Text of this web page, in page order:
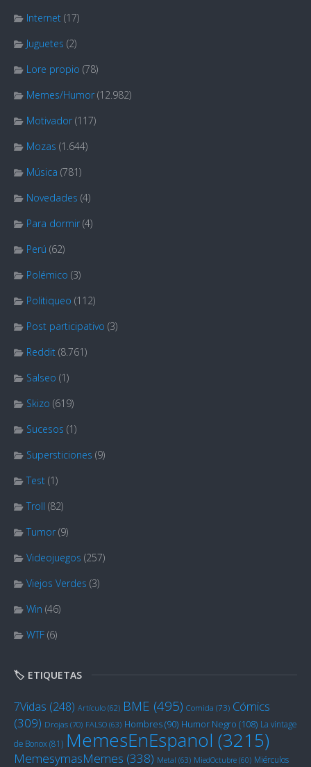
Internet (17)
Juguetes (2)
Lore propio (78)
Memes/Humor (12.982)
Motivador (117)
Mozas (1.644)
Música (781)
Novedades (4)
Para dormir (4)
Perú (62)
Polémico (3)
Politiqueo (112)
Post participativo (3)
Reddit (8.761)
Salseo (1)
Skizo (619)
Sucesos (1)
Supersticiones (9)
Test (1)
Troll (82)
Tumor (9)
Videojuegos (257)
Viejos Verdes (3)
Win (46)
WTF (6)
🏷️ ETIQUETAS
7Vidas (248) Artículo (62) BME (495) Comida (73) Cómics
(309) Drojas (70) FALSO (63) Hombres(90) Humor Negro (108) La vintage
de Bonox(81) MemesEnEspanol (3215)
MemesymasMemes (338) Metal (63) MiedOctubre (60) Miérculos